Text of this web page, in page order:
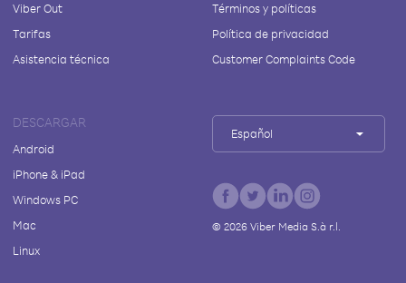
Viber Out
Tarifas
Asistencia técnica
Términos y políticas
Política de privacidad
Customer Complaints Code
DESCARGAR
Android
iPhone & iPad
Windows PC
Mac
Linux
Español
© 2026Viber Media S.à r.l.